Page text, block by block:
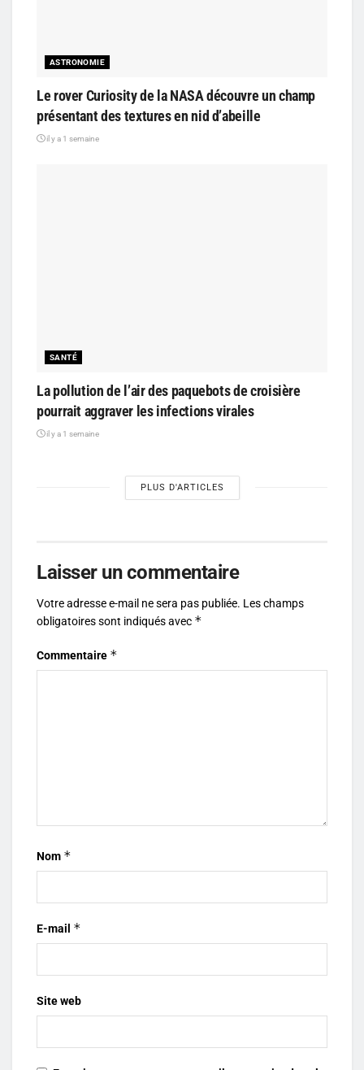
ASTRONOMIE
Le rover Curiosity de la NASA découvre un champ
présentant des textures en nid d’abeille
il y a 1 semaine
SANTÉ
La pollution de l’air des paquebots de croisière
pourrait aggraver les infections virales
il y a 1 semaine
PLUS D'ARTICLES
Laisser un commentaire
Votre adresse e-mail ne sera pas publiée. Les champs
obligatoires sont indiqués avec *
Commentaire *
Nom *
E-mail *
Site web